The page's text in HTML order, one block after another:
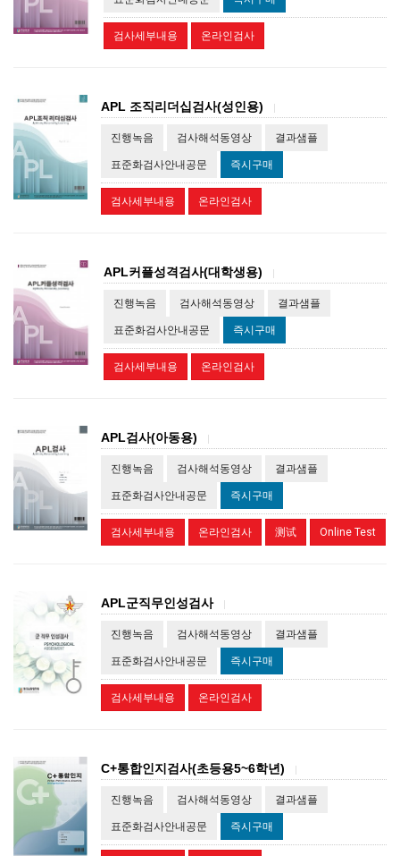
검사세부내용 온라인검사
APL 조직리더십검사(성인용)
진행녹음 검사해석동영상 결과샘플
표준화검사안내공문 즉시구매
검사세부내용 온라인검사
APL커플성격검사(대학생용)
진행녹음 검사해석동영상 결과샘플
표준화검사안내공문 즉시구매
검사세부내용 온라인검사
APL검사(아동용)
진행녹음 검사해석동영상 결과샘플
표준화검사안내공문 즉시구매
검사세부내용 온라인검사 测试 Online Test
APL군직무인성검사
진행녹음 검사해석동영상 결과샘플
표준화검사안내공문 즉시구매
검사세부내용 온라인검사
C+통합인지검사(초등용5~6학년)
진행녹음 검사해석동영상 결과샘플
표준화검사안내공문 즉시구매